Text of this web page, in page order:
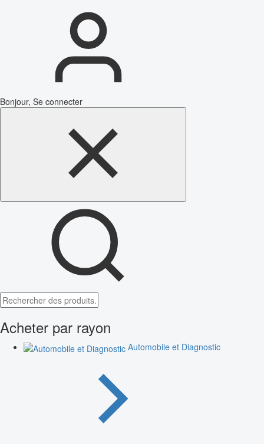
Bonjour, Se connecter
Acheter par rayon
Automobile et Diagnostic